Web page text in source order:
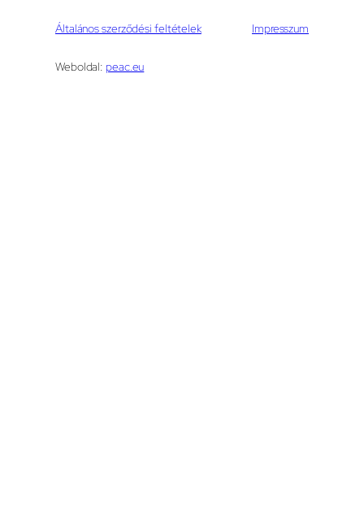
Általános szerződési feltételek Impresszum
Weboldal: peac.eu